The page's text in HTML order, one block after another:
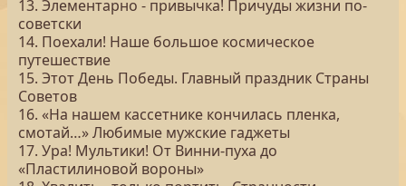
13. Элементарно - привычка! Причуды жизни по-
советски
14. Поехали! Наше большое космическое
путешествие
15. Этот День Победы. Главный праздник Страны
Советов
16. «На нашем кассетнике кончилась пленка,
смотай…» Любимые мужские гаджеты
17. Ура! Мультики! От Винни-пуха до
«Пластилиновой вороны»